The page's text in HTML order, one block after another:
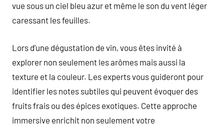
vue sous un ciel bleu azur et même le son du vent léger
caressant les feuilles.
Lors d’une dégustation de vin, vous êtes invité à
explorer non seulement les arômes mais aussi la
texture et la couleur. Les experts vous guideront pour
identifier les notes subtiles qui peuvent évoquer des
fruits frais ou des épices exotiques. Cette approche
immersive enrichit non seulement votre